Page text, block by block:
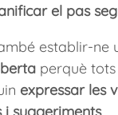
el pas
establir-ne
perquè
expressar les